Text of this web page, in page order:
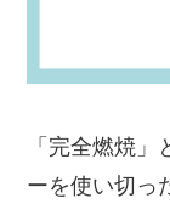
「完全燃焼
ーを使い切っ